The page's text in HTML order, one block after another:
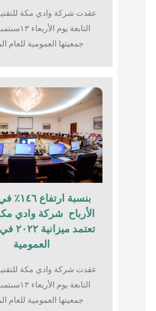
عقدت شركة وادي مكة
جمعيتها العمومية للعام
بنسبة
الأرباح شركة وادي
تعتمد
العمومية
عقدت شركة وادي مكة
جمعيتها العمومية للعام